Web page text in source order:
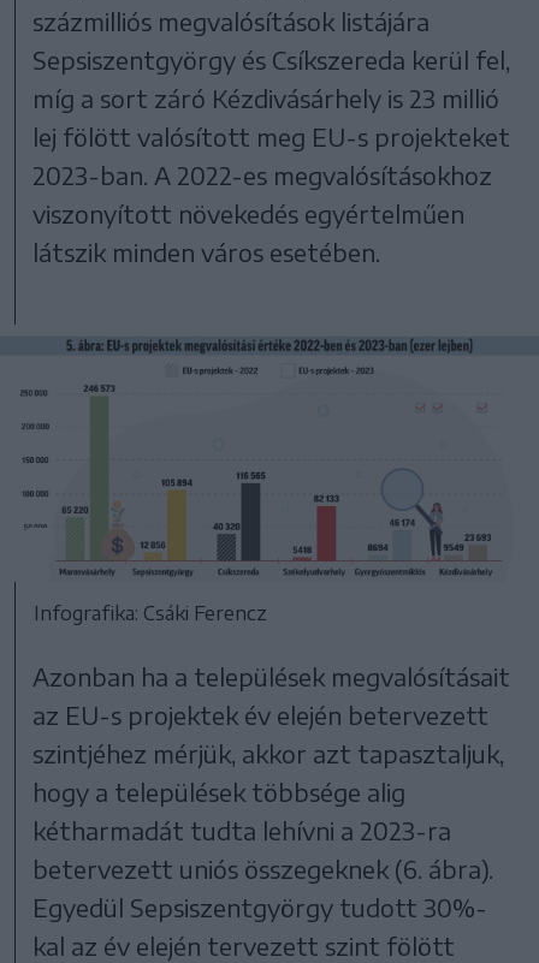
százmilliós megvalósítások listájára
Sepsiszentgyörgy és Csíkszereda kerül fel,
míg a sort záró Kézdivásárhely is 23 millió
lej fölött valósított meg EU-s projekteket
2023-ban. A 2022-es megvalósításokhoz
viszonyított növekedés egyértelműen
látszik minden város esetében.
Infografika: Csáki Ferencz
Azonban ha a települések megvalósításait
az EU-s projektek év elején betervezett
szintjéhez mérjük, akkor azt tapasztaljuk,
hogy a települések többsége alig
kétharmadát tudta lehívni a 2023-ra
betervezett uniós összegeknek (6. ábra).
Egyedül Sepsiszentgyörgy tudott 30%-
kal az év elején tervezett szint fölött